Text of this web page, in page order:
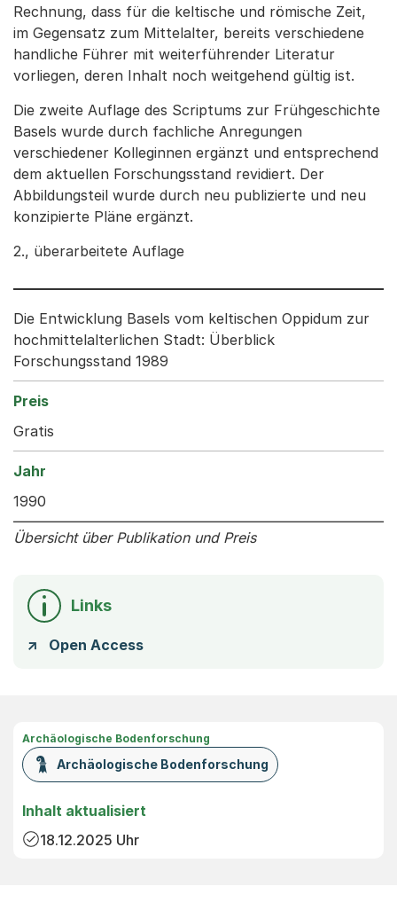
Rechnung, dass für die keltische und römische Zeit,
im Gegensatz zum Mittelalter, bereits verschiedene
handliche Führer mit weiterführender Literatur
vorliegen, deren Inhalt noch weitgehend gültig ist.
Die zweite Auflage des Scriptums zur Frühgeschichte
Basels wurde durch fachliche Anregungen
verschiedener Kolleginnen ergänzt und entsprechend
dem aktuellen Forschungsstand revidiert. Der
Abbildungsteil wurde durch neu publizierte und neu
konzipierte Pläne ergänzt.
2., überarbeitete Auflage
Die Entwicklung Basels vom keltischen Oppidum zur
hochmittelalterlichen Stadt: Überblick
Forschungsstand 1989
Gratis
1990
Übersicht über Publikation und Preis
Links
Open Access
Archäologische Bodenforschung
Archäologische Bodenforschung
Inhalt aktualisiert
18.12.2025 Uhr